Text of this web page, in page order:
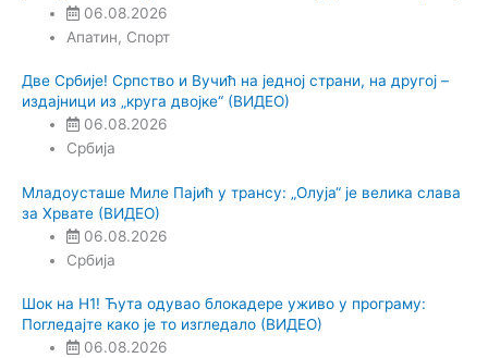
06.08.2026
Апатин, Спорт
Две Србије! Српство и Вучић на једној страни, на другој –
издајници из „круга двојке“ (ВИДЕО)
06.08.2026
Србија
Младоусташе Миле Пајић у трансу: „Олуја“ је велика слава
за Хрвате (ВИДЕО)
06.08.2026
Србија
Шок на Н1! Ћута одувао блокадере уживо у програму:
Погледајте како је то изгледало (ВИДЕО)
06.08.2026